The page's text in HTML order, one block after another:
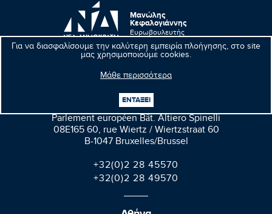
Για να διασφαλίσουμε την καλύτερη εμπειρία πλοήγησης, στο site
μας χρησιμοποιούμε cookies.
Μάθε περισσότερα
ΕΝΤΑΞΕΙ
Μανώλης
Κεφαλογιάννης
Ευρωβουλευτής
Βρυξέλλες
Parlement européen Bât. Altiero Spinelli
08E165 60, rue Wiertz / Wiertzstraat 60
B-1047 Bruxelles/Brussel
+32(0)2 28 45570
+32(0)2 28 49570